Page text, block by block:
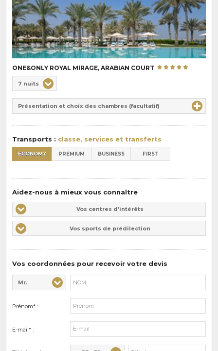
ONE&ONLY ROYAL MIRAGE, ARABIAN COURT
de
pension
:
Durée
7 nuits
Présentation et choix des chambres (facultatif)
Transports : classe, services et transferts
ECONOMY PREMIUM BUSINESS FIRST
Aidez-nous à mieux vous connaître
Vos
centres
d'intérêts
Vos centres d'intérêts
Vos
sports
de
Vos sports de prédilection
Vos coordonnées pour recevoir votre devis
Civilité* :
Mr.
Nom* :
Prénom* :
E-mail* :